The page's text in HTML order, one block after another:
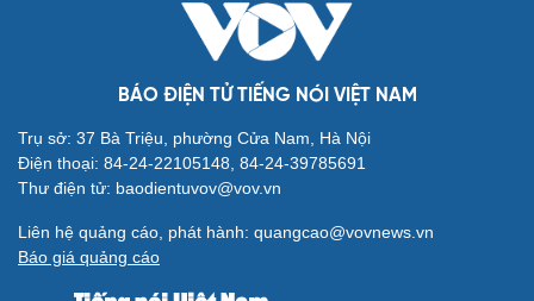
BÁO ĐIỆN TỬ TIẾNG NÓI VIỆT NAM
Trụ sở: 37 Bà Triệu, phường Cửa Nam, Hà Nội
Điện thoại: 84-24-22105148, 84-24-39785691
Thư điện tử: baodientuvov@vov.vn
Liên hệ quảng cáo, phát hành: quangcao@vovnews.vn
Báo giá quảng cáo